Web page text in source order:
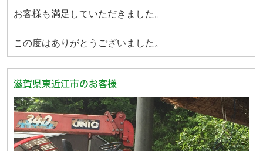
お客様も満足していただきました。
この度はありがとうございました。
滋賀県東近江市のお客様